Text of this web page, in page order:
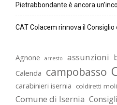
Pietrabbondante è ancora
CAT Colacem rinnova il
Agnone arresto assunzioni
Calenda campobasso
carabinieri isernia coldiretti
Comune di Isernia